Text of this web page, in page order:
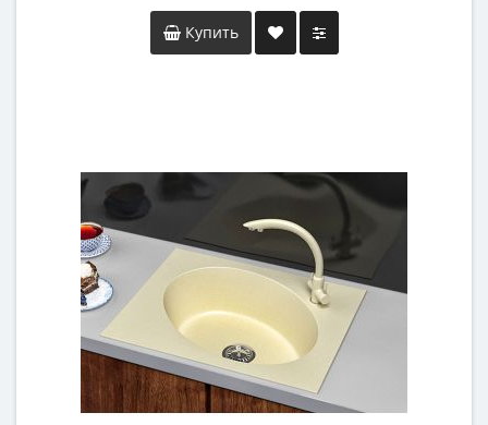
Купить